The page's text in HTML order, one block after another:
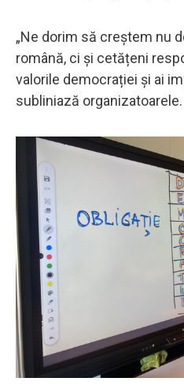
„Ne dorim să creștem nu
română, ci și cetățeni
valorile democrației și ai
subliniază organizatoarele.